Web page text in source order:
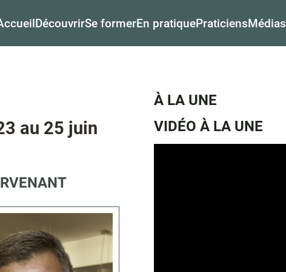
DécouvrirSe formerEn pratiquePraticiensMédias
au 25 juin
À LA UNE
VIDÉO À LA UNE